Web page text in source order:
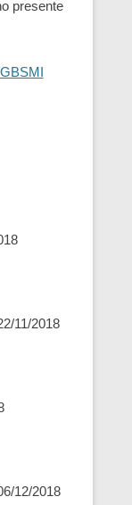
presente
11/2018
12/2018